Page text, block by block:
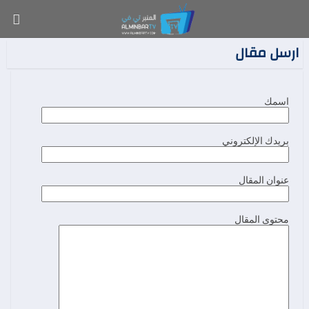
ارسل مقال
اسمك
بريدك الإلكتروني
عنوان المقال
محتوى المقال